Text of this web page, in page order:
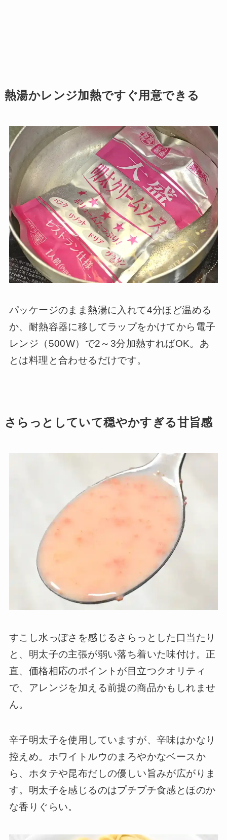
熱湯かレンジ加熱ですぐ用意できる
パッケージのまま熱湯に入れて4分ほど温める
か、耐熱容器に移してラップをかけてから電子
レンジ（500W）で2～3分加熱すればOK。あ
とは料理と合わせるだけです。
さらっとしていて穏やかすぎる甘旨感
すこし水っぽさを感じるさらっとした口当たり
と、明太子の主張が弱い落ち着いた味付け。正
直、価格相応のポイントが目立つクオリティ
で、アレンジを加える前提の商品かもしれませ
ん。
辛子明太子を使用していますが、辛味はかなり
控えめ。ホワイトルウのまろやかなベースか
ら、ホタテや昆布だしの優しい旨みが広がりま
す。明太子を感じるのはプチプチ食感とほのか
な香りぐらい。